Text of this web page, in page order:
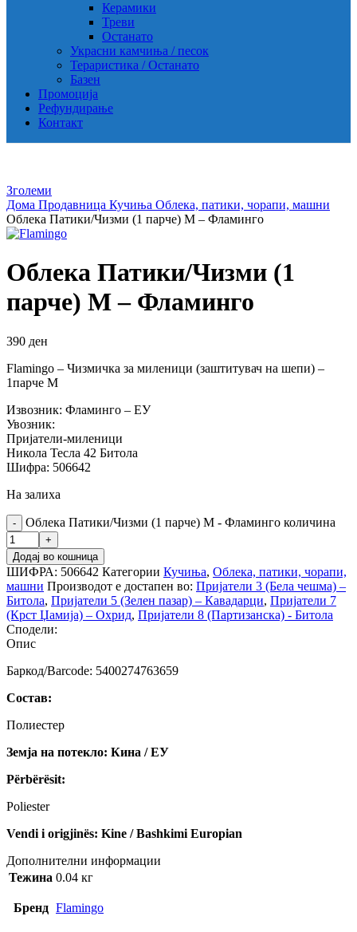
Керамики
Треви
Останато
Украсни камчиња / песок
Тераристика / Останато
Базен
Промоција
Рефундирање
Контакт
Зголеми
Дома Продавница Кучиња Облека, патики, чорапи, машни
Облека Патики/Чизми (1 парче) M – Фламинго
Облека Патики/Чизми (1
парче) M – Фламинго
390 ден
Flamingo – Чизмичка за миленици (заштитувач на шепи) –
1парче М
Извозник: Фламинго – ЕУ
Увозник:
Пријатели-миленици
Никола Тесла 42 Битола
Шифра: 506642
На залиха
Облека Патики/Чизми (1 парче) M - Фламинго количина
Додај во кошница
ШИФРА: 506642 Категории Кучиња, Облека, патики, чорапи,
машни Производот е достапен во: Пријатели 3 (Бела чешма) –
Битола, Пријатели 5 (Зелен пазар) – Кавадарци, Пријатели 7
(Крст Џамија) – Охрид, Пријатели 8 (Партизанска) - Битола
Сподели:
Опис
Баркод/Barcode: 5400274763659
Состав:
Полиестер
Земја на потекло: Кина / ЕУ
Përbërësit:
Poliester
Vendi i origjinës: Kine / Bashkimi Europian
Дополнителни информации
Тежина 0.04 кг
Бренд Flamingo